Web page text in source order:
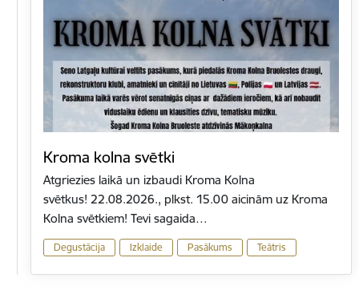
Kroma kolna svētki
Atgriezies laikā un izbaudi Kroma Kolna
svētkus! 22.08.2026., plkst. 15.00 aicinām uz Kroma
Kolna svētkiem! Tevi sagaida…
Degustācija Izklaide Pasākums Teātris